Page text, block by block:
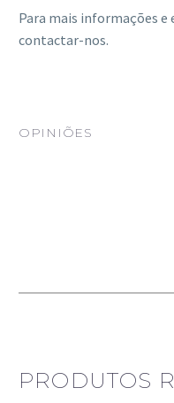
Para mais informações
contactar-nos.
OPINIÕES
PRODUTOS